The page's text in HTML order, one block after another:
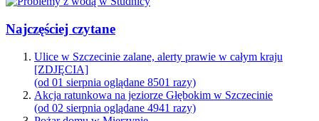
Najczęściej czytane
Ulice w Szczecinie zalane, alerty prawie w całym kraju
[ZDJĘCIA]
(od 01 sierpnia oglądane 8501 razy)
Akcja ratunkowa na jeziorze Głębokim w Szczecinie
(od 02 sierpnia oglądane 4941 razy)